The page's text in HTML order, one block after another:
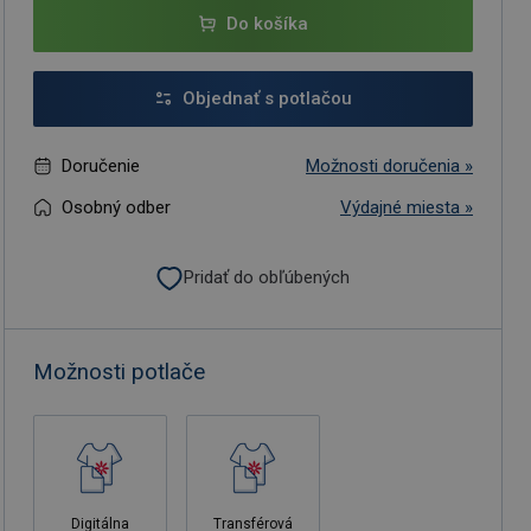
Do košíka
Objednať s potlačou
Doručenie
Možnosti doručenia »
Osobný odber
Výdajné miesta »
Pridať do obľúbených
Možnosti potlače
Digitálna
Transférová